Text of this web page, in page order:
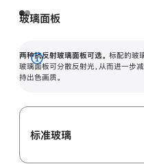
玻璃面板
两种抗反射玻璃面板可选。 标配的玻
玻璃面板可分散反射光，从而进一步
持出色画质。
展
开
标准玻璃